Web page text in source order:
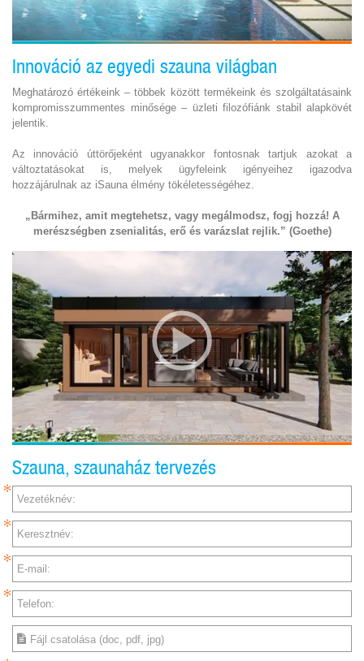
Innováció az egyedi szauna világban
Meghatározó értékeink – többek között termékeink és szolgáltatásaink
kompromisszummentes minősége – üzleti filozófiánk stabil alapkövét
jelentik.
Az innováció úttörőjeként ugyanakkor fontosnak tartjuk azokat a
változtatásokat is, melyek ügyfeleink igényeihez igazodva
hozzájárulnak az iSauna élmény tökéletességéhez.
„Bármihez, amit megtehetsz, vagy megálmodsz, fogj hozzá! A
merészségben zsenialitás, erő és varázslat rejlik.” (Goethe)
Szauna, szaunaház tervezés
Vezetéknév:
Keresztnév:
E-mail:
Telefon:
Fájl csatolása (doc, pdf, jpg)